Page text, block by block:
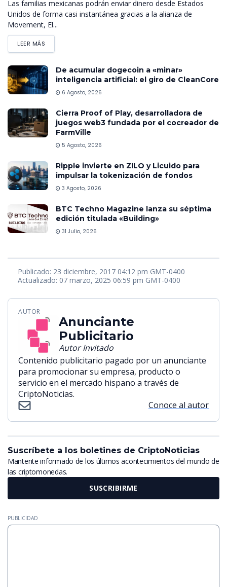
Las familias mexicanas podrán enviar dinero desde Estados
Unidos de forma casi instantánea gracias a la alianza de
Movement, El...
LEER MÁS
De acumular dogecoin a «minar»
inteligencia artificial: el giro de CleanCore
6 Agosto, 2026
Cierra Proof of Play, desarrolladora de
juegos web3 fundada por el cocreador de
FarmVille
5 Agosto, 2026
Ripple invierte en ZILO y Licuido para
impulsar la tokenización de fondos
3 Agosto, 2026
BTC Techno Magazine lanza su séptima
edición titulada «Building»
31 Julio, 2026
Publicado: 23 diciembre, 2017 04:12 pm GMT-0400
Actualizado: 07 marzo, 2025 06:59 pm GMT-0400
AUTOR
Anunciante
Publicitario
Autor Invitado
Contenido publicitario pagado por un anunciante
para promocionar su empresa, producto o
servicio en el mercado hispano a través de
CriptoNoticias.
Conoce al autor
Suscríbete a los boletines de CriptoNoticias
Mantente informado de los últimos acontecimientos del mundo de
las criptomonedas.
SUSCRIBIRME
PUBLICIDAD